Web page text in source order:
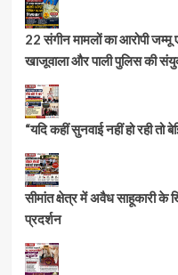
22 संगीन मामलों का आरोपी जम्मू
खाजूवाला और पाली पुलिस की
“यदि कहीं सुनवाई नहीं हो रही
सीमांत क्षेत्र में अवैध साहूकारी के
प्रदर्शन